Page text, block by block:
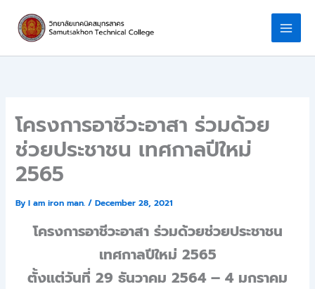
content
โครงการอาชีวะอาสา ร่วมด้วย
ช่วยประชาชน เทศกาลปีใหม่
2565
ByI am iron man./December 28, 2021
โครงการอาชีวะอาสา ร่วมด้วยช่วยประชาชน
เทศกาลปีใหม่ 2565
ตั้งแต่วันที่ 29 ธันวาคม 2564 – 4 มกราคม